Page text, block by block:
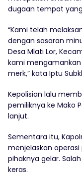
dugaan tempat
“Kami telah
dengan sasaran
Desa Mlati Lor,
kami
merk,” kata Iptu
Kepolisian lalu
pemiliknya ke Mako
lanjut.
Sementara itu,
menjelaskan
pihaknya gelar.
keras.